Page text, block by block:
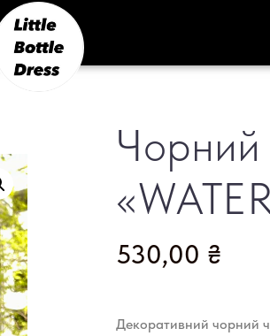
Чорний
530,00 ₴
Декоративний чорний